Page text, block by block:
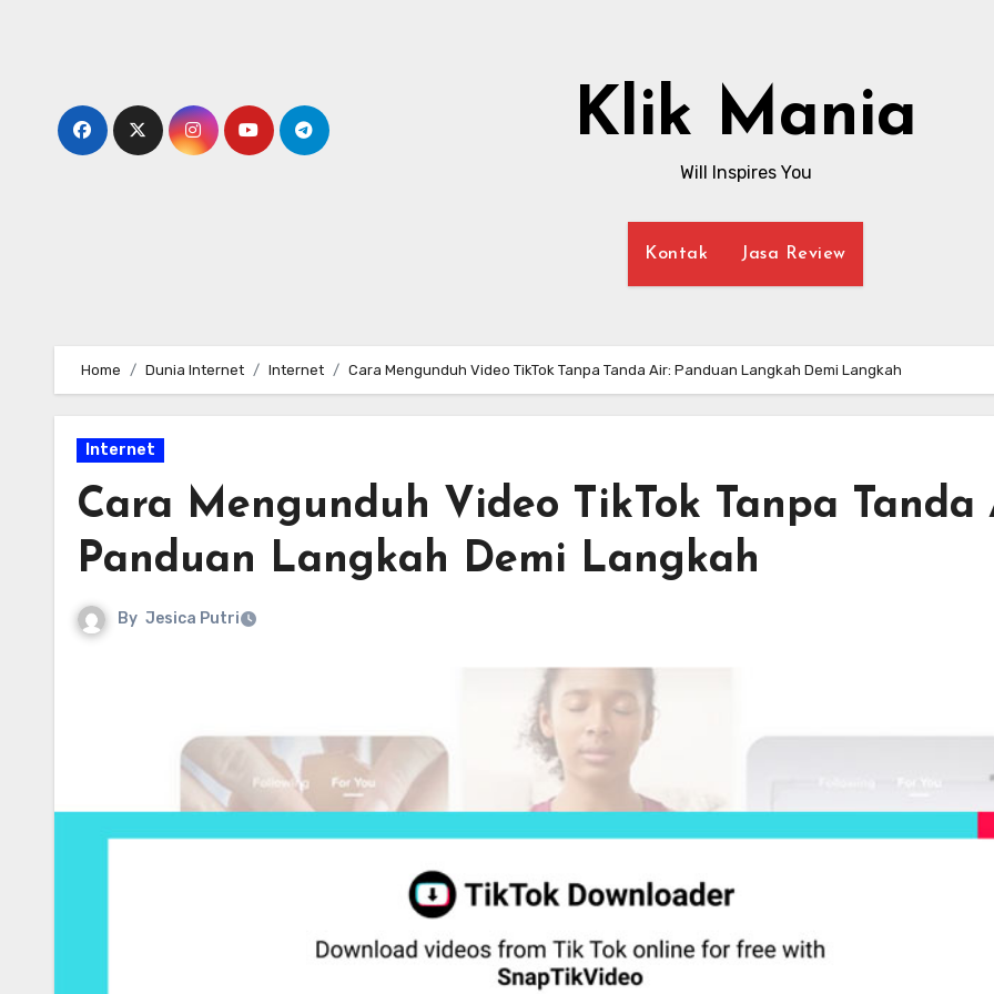
Klik Mania
Will Inspires You
Kontak Jasa Review
Home Dunia Internet Internet Cara Mengunduh Video TikTok Tanpa Tanda Air: Panduan Langkah Demi Langkah
Internet
Cara Mengunduh Video TikTok Tanpa Tanda
Panduan Langkah Demi Langkah
By Jesica Putri